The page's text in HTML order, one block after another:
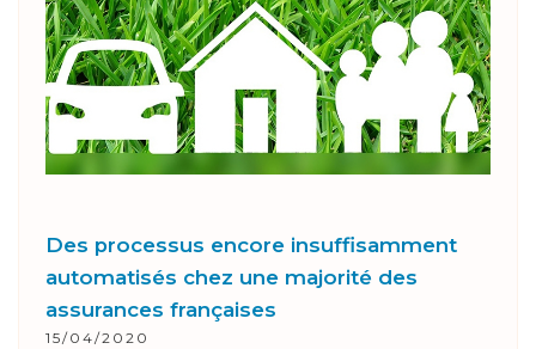
Des processus encore insuffisamment
automatisés chez une majorité des
assurances françaises
15/04/2020